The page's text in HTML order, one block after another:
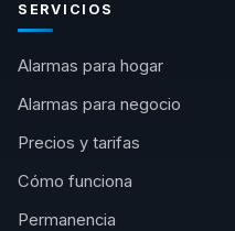
SERVICIOS
Alarmas para hogar
Alarmas para negocio
Precios y tarifas
Cómo funciona
Permanencia